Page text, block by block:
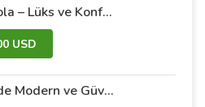
Villa Viola – Lüks ve Konforu Bir Arada Sunan Özel Villalar
USD
Nova 2'de Modern ve Güvenli Bir Yaşam Sizi Bekliyor